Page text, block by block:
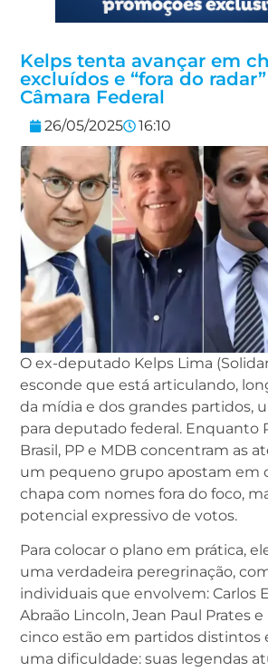
Kelps tenta avançar em
excluídos e “fora do
Câmara Federal
26/05/2025 16:10
O ex-deputado Kelps Lima
esconde que está articulando,
da mídia e dos grandes partidos,
para deputado federal. Enquanto
Brasil, PP e MDB concentram as
um pequeno grupo apostam em
chapa com nomes fora do foco,
potencial expressivo de votos.
Para colocar o plano em prática,
uma verdadeira peregrinação,
individuais que envolvem: Carlos
Abraão Lincoln, Jean Paul Prates
cinco estão em partidos distintos
uma dificuldade: suas legendas